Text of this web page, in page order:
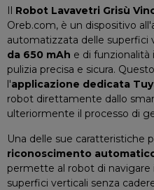
Il Robot Lavavetri Grisù
Oreb.com, è un dispositivo
automatizzata delle superfici
da 650 mAh e di
pulizia precisa e sicura.
l'applicazione dedicata
robot direttamente dallo
ulteriormente il processo di
Una delle sue caratteristiche
riconoscimento
permette al robot di navigare
superfici verticali senza